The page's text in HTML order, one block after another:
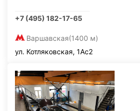
+7 (495) 182-17-65
Варшавская(1400 м)
ул. Котляковская, 1Ас2